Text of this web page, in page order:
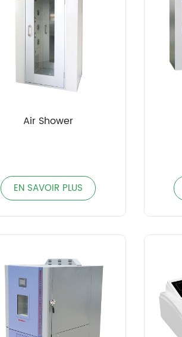
Air Shower
EN SAVOIR PLUS